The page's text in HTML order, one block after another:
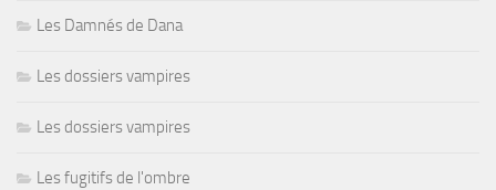
Les Damnés de Dana
Les dossiers vampires
Les dossiers vampires
Les fugitifs de l'ombre